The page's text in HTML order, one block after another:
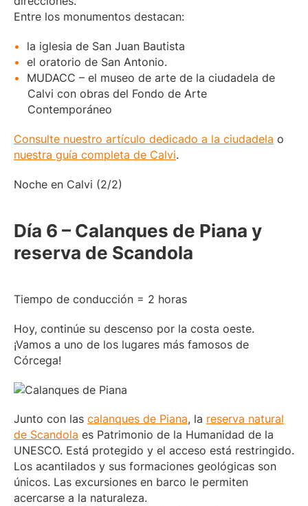
Entre los monumentos destacan:
la iglesia de San Juan Bautista
el oratorio de San Antonio.
MUDACC – el museo de arte de la ciudadela de
Calvi con obras del Fondo de Arte
Contemporáneo
Consulte nuestro artículo dedicado a la ciudadela o
nuestra guía completa de Calvi.
Noche en Calvi (2/2)
Día 6 – Calanques de Piana y
reserva de Scandola
Tiempo de conducción = 2 horas
Hoy, continúe su descenso por la costa oeste.
¡Vamos a uno de los lugares más famosos de
Córcega!
Junto con las calanques de Piana, la reserva natural
de Scandola es Patrimonio de la Humanidad de la
UNESCO. Está protegido y el acceso está restringido.
Los acantilados y sus formaciones geológicas son
únicos. Las excursiones en barco le permiten
acercarse a la naturaleza.